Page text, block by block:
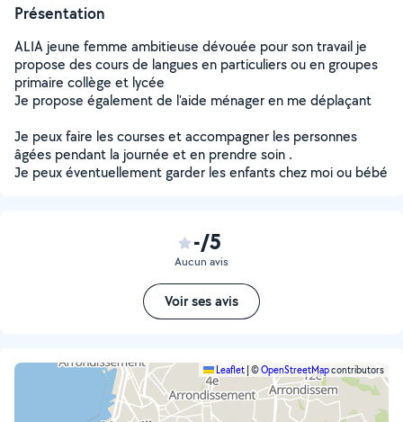
Présentation
ALIA jeune femme ambitieuse dévouée pour son travail je
propose des cours de langues en particuliers ou en groupes
primaire collège et lycée
Je propose également de l'aide ménager en me déplaçant
Je peux faire les courses et accompagner les personnes
âgées pendant la journée et en prendre soin .
Je peux éventuellement garder les enfants chez moi ou bébé
-/5
Aucun avis
Voir ses avis
Leaflet ©OpenStreetMapcontributors